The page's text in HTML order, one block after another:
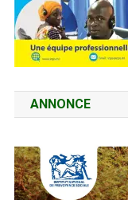
ANNONCE